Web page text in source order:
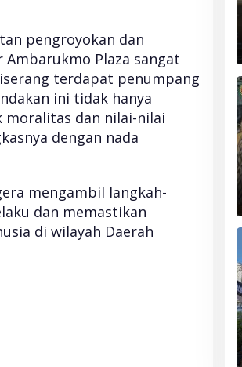
pengroyokan dan
Plaza sangat
terdapat penumpang
ini tidak hanya
moralitas dan nilai-nilai
dengan nada
mengambil langkah-
dan memastikan
di wilayah Daerah